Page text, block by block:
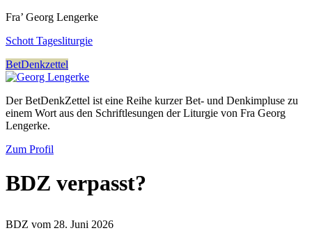
Fra’ Georg Lengerke
Schott Tagesliturgie
BetDenkzettel
Der BetDenkZettel ist eine Reihe kurzer Bet- und Denkimpluse zu
einem Wort aus den Schriftlesungen der Liturgie von Fra Georg
Lengerke.
Zum Profil
BDZ verpasst?
BDZ vom 28. Juni 2026